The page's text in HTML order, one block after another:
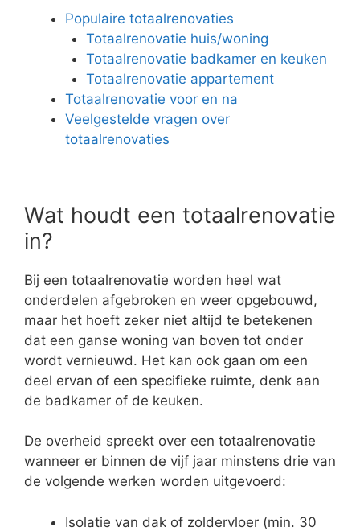
Populaire totaalrenovaties
Totaalrenovatie huis/woning
Totaalrenovatie badkamer en keuken
Totaalrenovatie appartement
Totaalrenovatie voor en na
Veelgestelde vragen over
totaalrenovaties
Wat houdt een totaalrenovatie
in?
Bij een totaalrenovatie worden heel wat
onderdelen afgebroken en weer opgebouwd,
maar het hoeft zeker niet altijd te betekenen
dat een ganse woning van boven tot onder
wordt vernieuwd. Het kan ook gaan om een
deel ervan of een specifieke ruimte, denk aan
de badkamer of de keuken.
De overheid spreekt over een totaalrenovatie
wanneer er binnen de vijf jaar minstens drie van
de volgende werken worden uitgevoerd:
Isolatie van dak of zoldervloer (min. 30